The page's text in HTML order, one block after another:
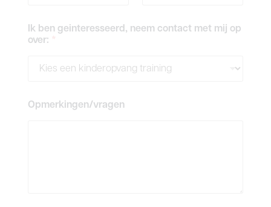
Ik ben geinteresseerd, neem contact met mij op
over: *
Opmerkingen/vragen